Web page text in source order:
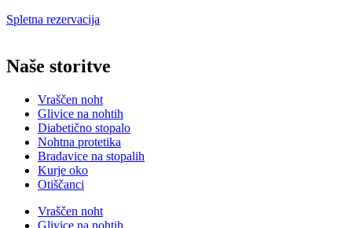
Spletna rezervacija
Naše storitve
Vraščen noht
Glivice na nohtih
Diabetično stopalo
Nohtna protetika
Bradavice na stopalih
Kurje oko
Otiščanci
Vraščen noht